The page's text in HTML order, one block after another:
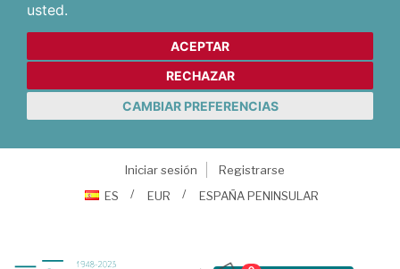
usted.
ACEPTAR
RECHAZAR
CAMBIAR PREFERENCIAS
Iniciar sesión
Registrarse
ES
EUR ESPAÑA PENINSULAR